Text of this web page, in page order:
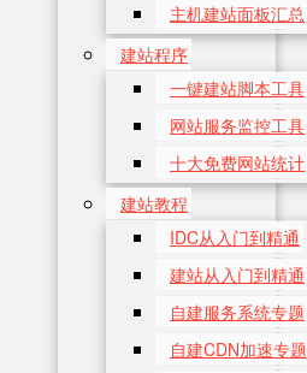
主机建站面板汇总
建站程序
一键建站脚本工具
网站服务监控工具
十大免费网站统计
建站教程
IDC从入门到精通
建站从入门到精通
自建服务系统专题
自建CDN加速专题